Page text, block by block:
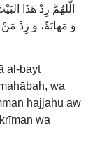
وَ مَهابَةً، وَ زِدْ
al-bayt
wa
hajjahu aw
wa